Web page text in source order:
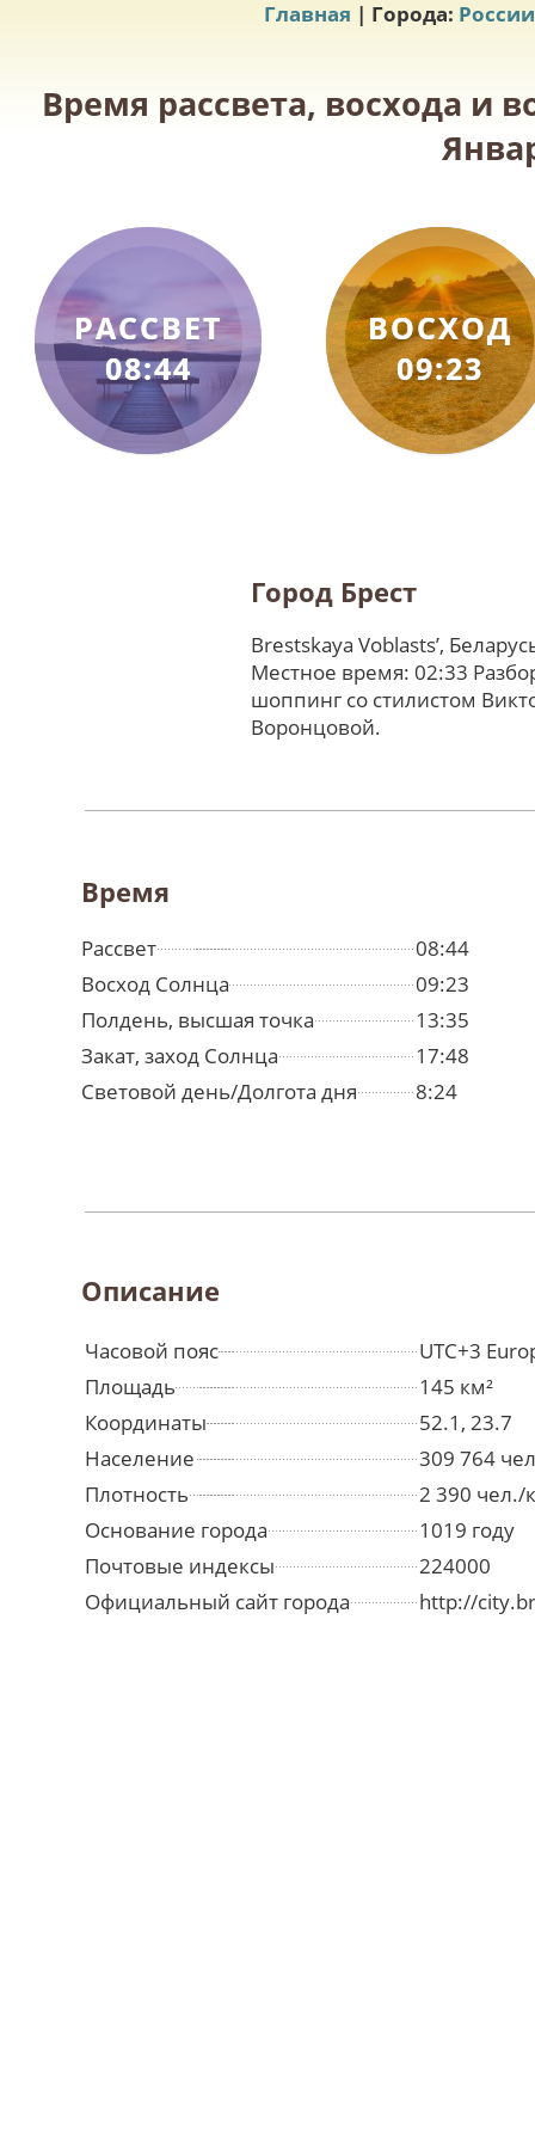
Главная | Города: России
Время рассвета, восхода и
РАССВЕТ
08:44
ВОСХОД
09:23
Город Брест
Brestskaya Voblastsʼ,
Местное время: 02:33
шоппинг со стилистом
Воронцовой.
Время
Рассвет
08:44
Восход Солнца
09:23
Полдень, высшая точка
13:35
Закат, заход Солнца
17:48
Световой день/Долгота дня
8:24
Описание
Часовой пояс
UTC+3
Площадь
145 км²
Координаты
52.1, 23.7
Население
309 764
Плотность
2 390 чел./
Основание города
1019 году
Почтовые индексы
224000
Официальный сайт города
http://